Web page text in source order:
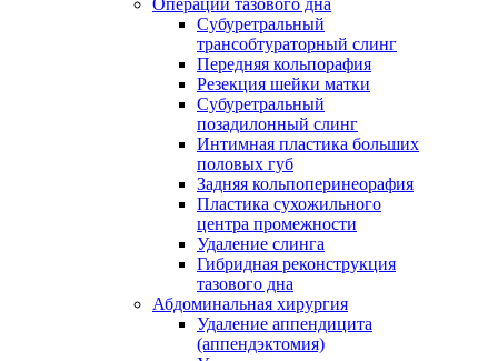
Операции тазового дна
Субуретральный
трансобтураторный слинг
Передняя кольпорафия
Резекция шейки матки
Субуретральный
позадилонный слинг
Интимная пластика больших
половых губ
Задняя кольпоперинеорафия
Пластика сухожильного
центра промежности
Удаление слинга
Гибридная реконструкция
тазового дна
Абдоминальная хирургия
Удаление аппендицита
(аппендэктомия)